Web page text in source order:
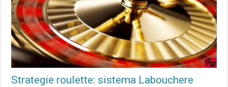
Strategie roulette: sistema Labouchere